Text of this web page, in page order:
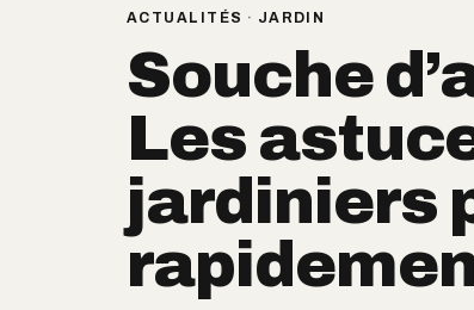
ACTUALITÉS · JARDIN
Souche
Les
jardiniers